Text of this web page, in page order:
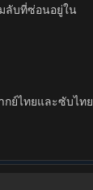
ลับที่ซ่อนอยู่ใน
ย์ไทยและซับไทย